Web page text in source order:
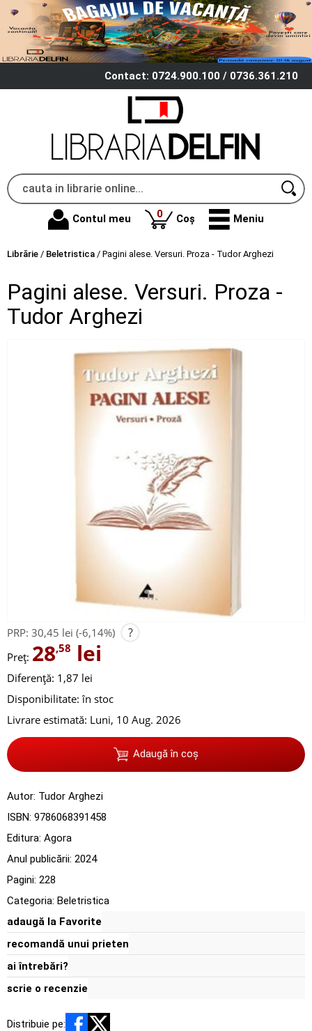
Contact: 0724.900.100 / 0736.361.210
Contul meu 0produse
Coș Meniu
Librărie / Beletristica / Pagini alese. Versuri. Proza - Tudor Arghezi
Pagini alese. Versuri. Proza -
Tudor Arghezi
PRP: 30,45 lei (-6,14%) ?
Preț: 28,58 lei
Diferență: 1,87 lei
Disponibilitate: în stoc
Livrare estimată: Luni, 10 Aug. 2026
Adaugă în coș
Autor: Tudor Arghezi
ISBN: 9786068391458
Editura: Agora
Anul publicării: 2024
Pagini: 228
Categoria: Beletristica
adaugă la Favorite
recomandă unui prieten
ai întrebări?
scrie o recenzie
Distribuie pe: